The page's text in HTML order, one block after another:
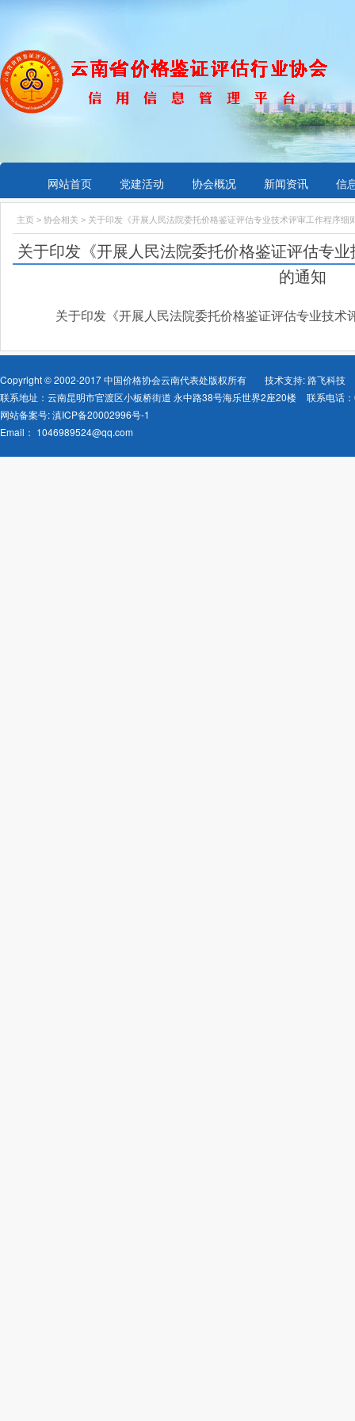
网站首页 党建活动 协会概况 新闻资讯 信
主页 > 协会相关 > 关于印发《开展人民法院委托价格鉴证评估专业技术评审工作程序细
关于印发《开展人民法院委托价格鉴证评估专
的通知
关于印发《开展人民法院委托价格鉴证评估专业技
Copyright © 2002-2017 中国价格协会云南代表处版权所有
技术支持: 路飞科技
联系地址：云南昆明市官渡区小板桥街道 永中路38号海乐世界2座20楼
联系电话
网站备案号:滇ICP备20002996号-1
Email： 1046989524@qq.com